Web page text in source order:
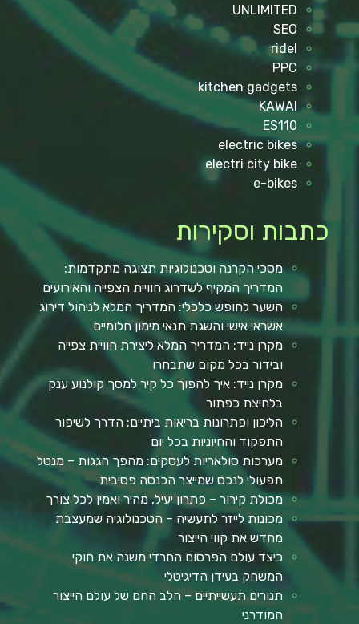
UNLIMITED
SEO
ridel
PPC
kitchen gadgets
KAWAI
ES110
electric bikes
electri city bike
e-bikes
כתבות וסקירות
מסכי הקרנה וטכנולוגיות תצוגה מתקדמות:
המדריך המקיף לשדרוג חוויית הצפייה והאירועים
השער לחופש כלכלי: המדריך המלא לניהול דירוג
אשראי אישי והשגת תנאי מימון חלומיים
מקרן נייד: המדריך המלא ליצירת חוויית צפייה
ובידור בכל מקום שתבחרו
מקרן נייד: איך להפוך כל קיר למסך קולנוע ענק
בלחיצת כפתור
הליכון ופתרונות בריאות ביתיים: הדרך לשיפור
התפקוד והחיוניות בכל יום
מערכות סולאריות לעסקים: מהפך הגגות – מנטל
תפעולי לנכס שמייצר הכנסה פסיבית
מכולת קירור – פתרון יעיל, מהיר ואמין לכל צורך
מכונות לייזר לתעשיה – הטכנולוגיה שמעצבת
מחדש את קווי הייצור
כיצד עולם הפרסום החרדי משנה את חוקי
המשחק בעידן הדיגיטלי
תנורים תעשייתיים – הלב החם של עולם הייצור
המודרני